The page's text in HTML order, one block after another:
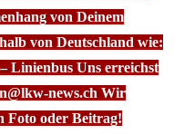
von Deinem
von Deutschland wie:
Linienbus Uns erreichst
news.ch Wir
Foto oder Beitrag!